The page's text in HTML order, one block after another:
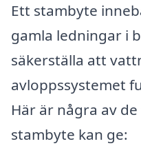
Ett stambyte
gamla ledningar i
säkerställa att
avloppssystemet
Här är några av
stambyte kan ge: